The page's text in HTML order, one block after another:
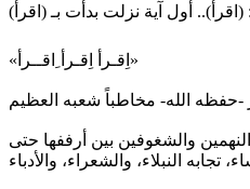
«اِقـرأ اِقـرأ ِاقــرأ»
والشغوفين بين أرففها حتى